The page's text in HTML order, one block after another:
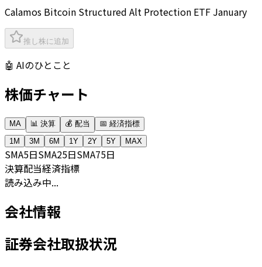
Calamos Bitcoin Structured Alt Protection ETF January
推し株に追加
🤖 AIのひとこと
株価チャート
MA 📊 決算 💰 配当
📅 経済指標
1M
3M 6M 1Y 2Y 5Y MAX
SMA5日SMA25日SMA75日
決算配当経済指標
読み込み中...
会社情報
証券会社取扱状況